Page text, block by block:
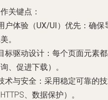
关键点：
户体验（UX/UI）优先 ：确
。
标驱动设计 ：每个页面元素
、促进下载）。
术与安全 ：采用稳定可靠的
、数据保护）。